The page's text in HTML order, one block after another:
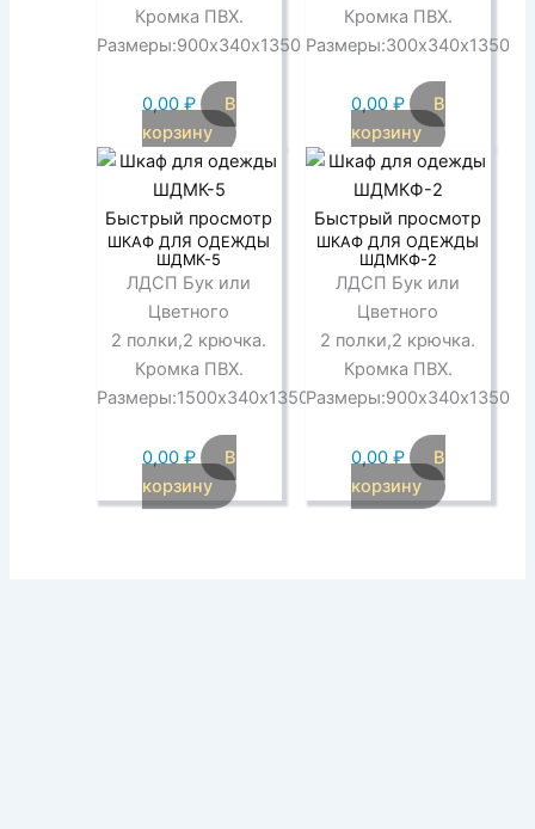
Кромка ПВХ.
Размеры:900х340х1350
0,00 ₽
В
корзину
Кромка ПВХ.
Размеры:300х340х1350
0,00 ₽
В
корзину
Быстрый просмотр
ШКАФ ДЛЯ ОДЕЖДЫ
ШДМК-5
ЛДСП Бук или
Цветного
2 полки,2 крючка.
Кромка ПВХ.
Размеры:1500х340х1350
0,00 ₽
В
корзину
Быстрый просмотр
ШКАФ ДЛЯ ОДЕЖДЫ
ШДМКФ-2
ЛДСП Бук или
Цветного
2 полки,2 крючка.
Кромка ПВХ.
Размеры:900х340х1350
0,00 ₽
В
корзину